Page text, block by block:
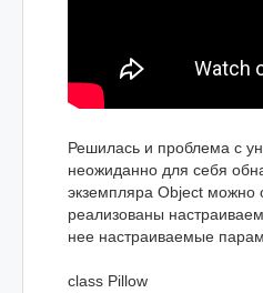
Решилась и проблема с
неожиданно для себя
экземпляра Object
реализованы
нее настраиваемые
class Pillow